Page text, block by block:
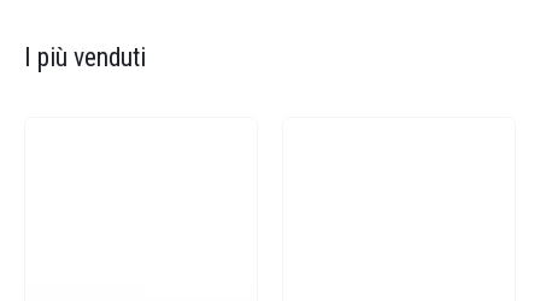
I più venduti